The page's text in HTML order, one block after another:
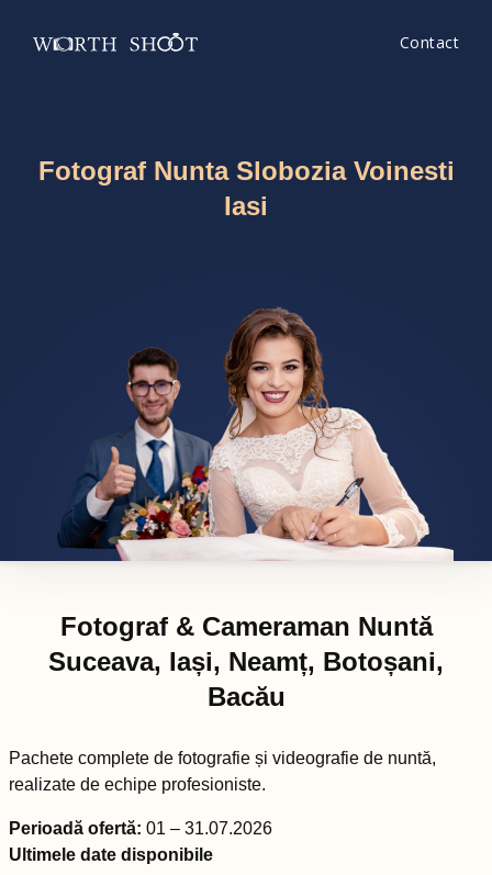
Contact
Fotograf Nunta Slobozia Voinesti
Iasi
Fotograf & Cameraman Nuntă
Suceava, Iași, Neamț, Botoșani,
Bacău
Pachete complete de fotografie și videografie de nuntă,
realizate de echipe profesioniste.
Perioadă ofertă: 01 – 31.07.2026
Ultimele date disponibile